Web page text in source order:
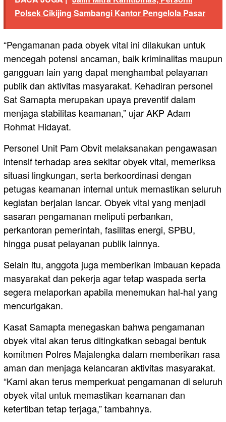
Polsek Cikijing Sambangi Kantor Pengelola Pasar
“Pengamanan pada obyek vital ini dilakukan untuk
mencegah potensi ancaman, baik kriminalitas maupun
gangguan lain yang dapat menghambat pelayanan
publik dan aktivitas masyarakat. Kehadiran personel
Sat Samapta merupakan upaya preventif dalam
menjaga stabilitas keamanan,” ujar AKP Adam
Rohmat Hidayat.
Personel Unit Pam Obvit melaksanakan pengawasan
intensif terhadap area sekitar obyek vital, memeriksa
situasi lingkungan, serta berkoordinasi dengan
petugas keamanan internal untuk memastikan seluruh
kegiatan berjalan lancar. Obyek vital yang menjadi
sasaran pengamanan meliputi perbankan,
perkantoran pemerintah, fasilitas energi, SPBU,
hingga pusat pelayanan publik lainnya.
Selain itu, anggota juga memberikan imbauan kepada
masyarakat dan pekerja agar tetap waspada serta
segera melaporkan apabila menemukan hal-hal yang
mencurigakan.
Kasat Samapta menegaskan bahwa pengamanan
obyek vital akan terus ditingkatkan sebagai bentuk
komitmen Polres Majalengka dalam memberikan rasa
aman dan menjaga kelancaran aktivitas masyarakat.
“Kami akan terus memperkuat pengamanan di seluruh
obyek vital untuk memastikan keamanan dan
ketertiban tetap terjaga,” tambahnya.